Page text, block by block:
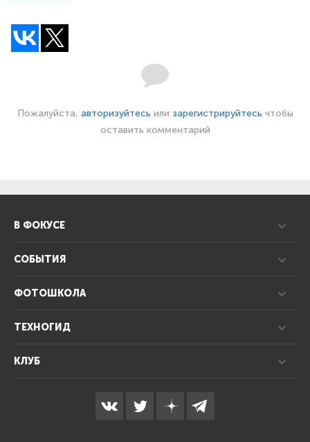
Пожалуйста, авторизуйтесь или зарегистрируйтесь чтобы
оставить комментарий
В ФОКУСЕ
СОБЫТИЯ
ФОТОШКОЛА
ТЕХНОГИД
КЛУБ